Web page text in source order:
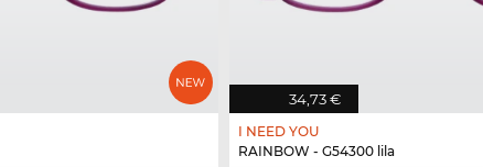
34,73 €
I NEED YOU
RAINBOW - G54300 lila